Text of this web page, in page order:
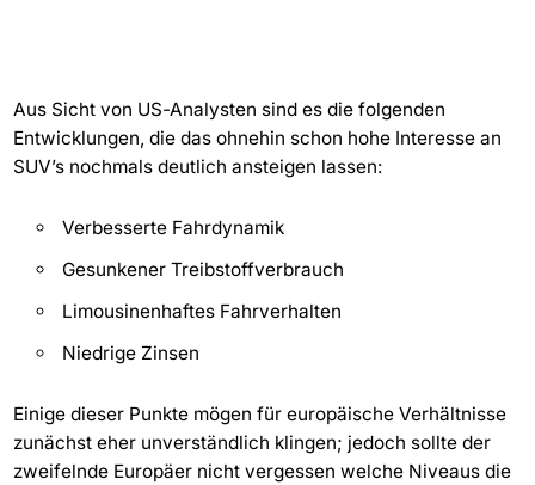
Aus Sicht von US-Analysten sind es die folgenden
Entwicklungen, die das ohnehin schon hohe Interesse an
SUV’s nochmals deutlich ansteigen lassen:
Verbesserte Fahrdynamik
Gesunkener Treibstoffverbrauch
Limousinenhaftes Fahrverhalten
Niedrige Zinsen
Einige dieser Punkte mögen für europäische Verhältnisse
zunächst eher unverständlich klingen; jedoch sollte der
zweifelnde Europäer nicht vergessen welche Niveaus die